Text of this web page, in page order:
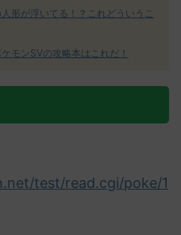
形が浮いてる！？これどういうこ
モンSVの攻略本はこれだ！
test/read.cgi/poke/1